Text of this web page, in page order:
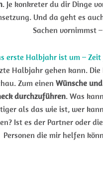
. Je konkreter du dir Dinge
Und da geht es
Sachen vornimmst
erste Halbjahr ist um –
Halbjahr gehen kann.
Zum einen Wünsche
durchzuführen. Was
als das wie ist, wer
Ist es der Partner oder
Personen die mir helfen